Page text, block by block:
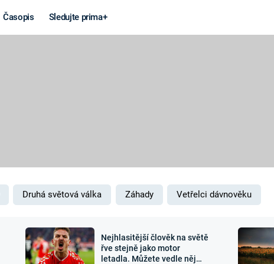
Časopis Sledujte prima+
MARS
Záhady a
Druhá světová válka Záhady Vetřelci dávnověku
Nejhlasitější člověk na světě
řve stejně jako motor
letadla. Můžete vedle něj